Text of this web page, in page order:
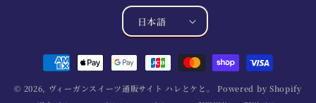
日本語
決
済
方
© 2026, ヴィーガンスイーツ通販サイト ハレとケと。
Powered by Shopify